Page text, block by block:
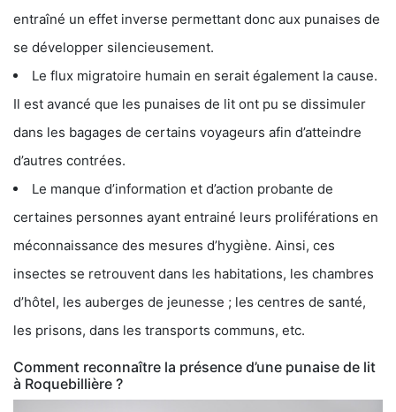
entraîné un effet inverse permettant donc aux punaises de
se développer silencieusement.
Le flux migratoire humain en serait également la cause.
Il est avancé que les punaises de lit ont pu se dissimuler
dans les bagages de certains voyageurs afin d’atteindre
d’autres contrées.
Le manque d’information et d’action probante de
certaines personnes ayant entrainé leurs proliférations en
méconnaissance des mesures d’hygiène. Ainsi, ces
insectes se retrouvent dans les habitations, les chambres
d’hôtel, les auberges de jeunesse ; les centres de santé,
les prisons, dans les transports communs, etc.
Comment reconnaître la présence d’une punaise de lit
à Roquebillière ?